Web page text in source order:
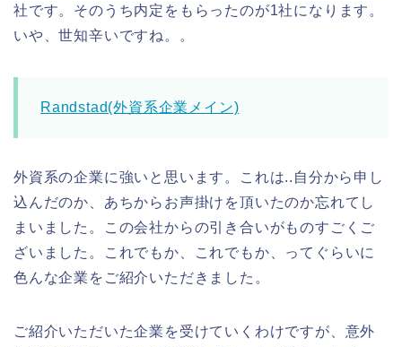
社です。そのうち内定をもらったのが1社になります。
いや、世知辛いですね。。
Randstad(外資系企業メイン)
外資系の企業に強いと思います。これは..自分から申し
込んだのか、あちからお声掛けを頂いたのか忘れてし
まいました。この会社からの引き合いがものすごくご
ざいました。これでもか、これでもか、ってぐらいに
色んな企業をご紹介いただきました。
ご紹介いただいた企業を受けていくわけですが、意外